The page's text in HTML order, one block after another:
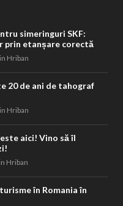
simeringuri SKF:
prin etanșare corectă
Hriban
20 de ani de tahograf
Hriban
aici! Vino să îl
Hriban
în Romania în